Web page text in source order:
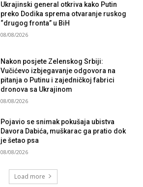
Ukrajinski general otkriva kako Putin
preko Dodika sprema otvaranje ruskog
“drugog fronta” u BiH
08/08/2026
Nakon posjete Zelenskog Srbiji:
Vučićevo izbjegavanje odgovora na
pitanja o Putinu i zajedničkoj fabrici
dronova sa Ukrajinom
08/08/2026
Pojavio se snimak pokušaja ubistva
Davora Dabića, muškarac ga pratio dok
je šetao psa
08/08/2026
Load more